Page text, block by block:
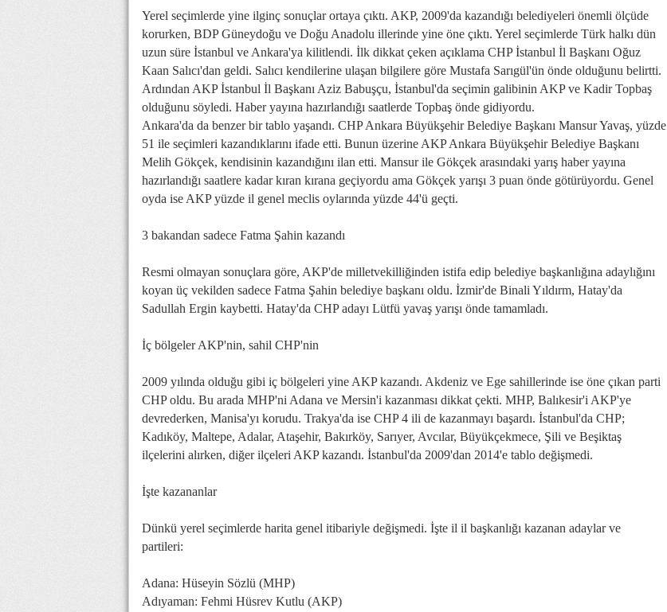
Yerel seçimlerde yine ilginç sonuçlar ortaya çıktı. AKP, 2009'da kazandığı belediyeleri önemli ölçüde
korurken, BDP Güneydoğu ve Doğu Anadolu illerinde yine öne çıktı. Yerel seçimlerde Türk halkı dün
uzun süre İstanbul ve Ankara'ya kilitlendi. İlk dikkat çeken açıklama CHP İstanbul İl Başkanı Oğuz
Kaan Salıcı'dan geldi. Salıcı kendilerine ulaşan bilgilere göre Mustafa Sarıgül'ün önde olduğunu belirtti.
Ardından AKP İstanbul İl Başkanı Aziz Babuşçu, İstanbul'da seçimin galibinin AKP ve Kadir Topbaş
olduğunu söyledi. Haber yayına hazırlandığı saatlerde Topbaş önde gidiyordu.
Ankara'da da benzer bir tablo yaşandı. CHP Ankara Büyükşehir Belediye Başkanı Mansur Yavaş, yüzde
51 ile seçimleri kazandıklarını ifade etti. Bunun üzerine AKP Ankara Büyükşehir Belediye Başkanı
Melih Gökçek, kendisinin kazandığını ilan etti. Mansur ile Gökçek arasındaki yarış haber yayına
hazırlandığı saatlere kadar kıran kırana geçiyordu ama Gökçek yarışı 3 puan önde götürüyordu. Genel
oyda ise AKP yüzde il genel meclis oylarında yüzde 44'ü geçti.
3 bakandan sadece Fatma Şahin kazandı
Resmi olmayan sonuçlara göre, AKP'de milletvekilliğinden istifa edip belediye başkanlığına adaylığını
koyan üç vekilden sadece Fatma Şahin belediye başkanı oldu. İzmir'de Binali Yıldırm, Hatay'da
Sadullah Ergin kaybetti. Hatay'da CHP adayı Lütfü yavaş yarışı önde tamamladı.
İç bölgeler AKP'nin, sahil CHP'nin
2009 yılında olduğu gibi iç bölgeleri yine AKP kazandı. Akdeniz ve Ege sahillerinde ise öne çıkan parti
CHP oldu. Bu arada MHP'ni Adana ve Mersin'i kazanması dikkat çekti. MHP, Balıkesir'i AKP'ye
devrederken, Manisa'yı korudu. Trakya'da ise CHP 4 ili de kazanmayı başardı. İstanbul'da CHP;
Kadıköy, Maltepe, Adalar, Ataşehir, Bakırköy, Sarıyer, Avcılar, Büyükçekmece, Şili ve Beşiktaş
ilçelerini alırken, diğer ilçeleri AKP kazandı. İstanbul'da 2009'dan 2014'e tablo değişmedi.
İşte kazananlar
Dünkü yerel seçimlerde harita genel itibariyle değişmedi. İşte il il başkanlığı kazanan adaylar ve
partileri:
Adana: Hüseyin Sözlü (MHP)
Adıyaman: Fehmi Hüsrev Kutlu (AKP)